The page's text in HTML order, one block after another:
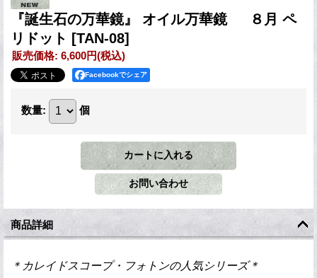
『誕生石の万華鏡』 オイル万華鏡 ８月 ペ
リドット [TAN-08]
販売価格: 6,600円(税込)
Facebookでシェア
数量: 個
商品詳細
＊カレイドスコープ・フォトンの人気シリーズ＊